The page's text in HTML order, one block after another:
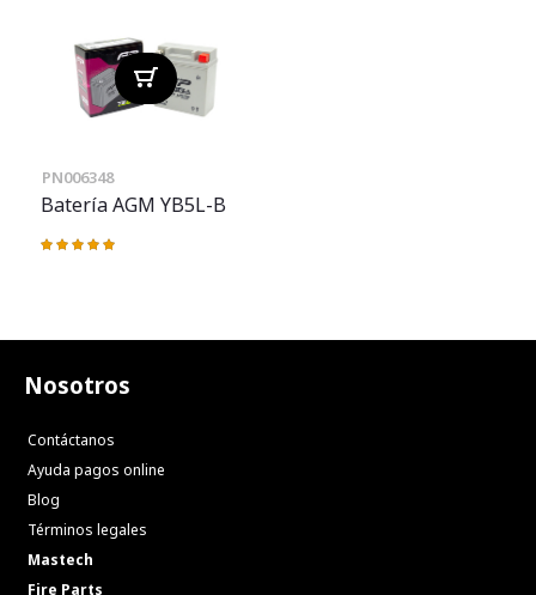
PN006348
Batería AGM YB5L-B
Valoración:
Nosotros
Contáctanos
Ayuda pagos online
Blog
Términos legales
Mastech
Fire Parts